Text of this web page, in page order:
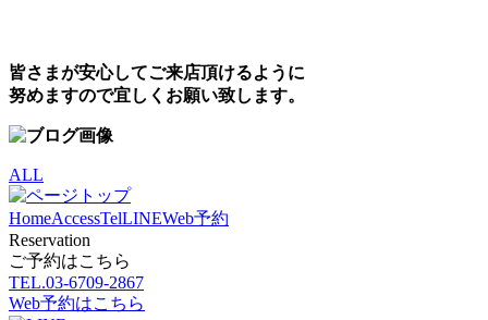
皆さまが安心してご来店頂けるように
努めますので宜しくお願い致します。
ALL
HomeAccessTelLINEWeb予約
Reservation
ご予約はこちら
TEL.03-6709-2867
Web予約はこちら